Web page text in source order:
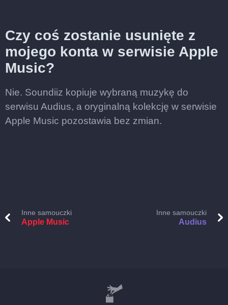
Czy coś zostanie usunięte z
mojego konta w serwisie Apple
Music?
Nie. Soundiiz kopiuje wybraną muzykę do
serwisu Audius, a oryginalną kolekcję w serwisie
Apple Music pozostawia bez zmian.
Inne samouczki
Apple Music
Inne samouczki
Audius